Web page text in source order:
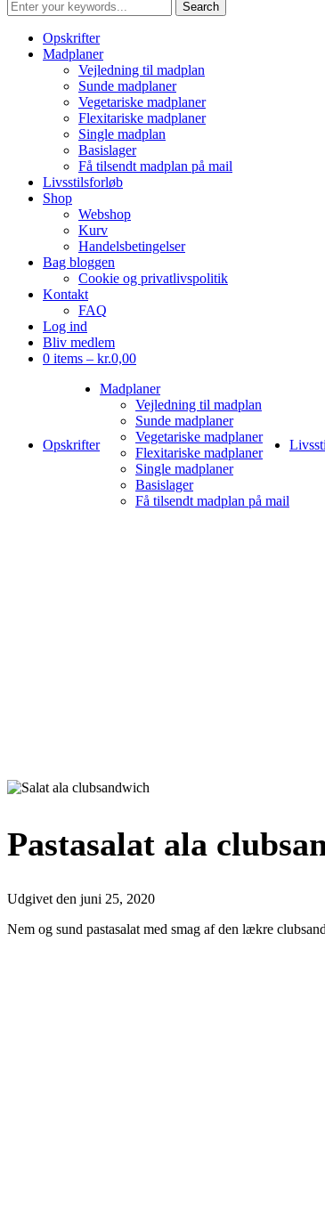
Opskrifter
Madplaner
Vejledning til madplan
Sunde madplaner
Vegetariske madplaner
Flexitariske madplaner
Single madplan
Basislager
Få tilsendt madplan på mail
Livsstilsforløb
Shop
Webshop
Kurv
Handelsbetingelser
Bag bloggen
Cookie og privatlivspolitik
Kontakt
FAQ
Log ind
Bliv medlem
0 items – kr.0,00
Opskrifter
Madplaner
Vejledning til madplan
Sunde madplaner
Vegetariske madplaner
Flexitariske madplaner
Single madplaner
Basislager
Få tilsendt madplan på mail
Pastasalat ala
Udgivet den juni 25, 2020
Nem og sund pastasalat med smag af den lækre